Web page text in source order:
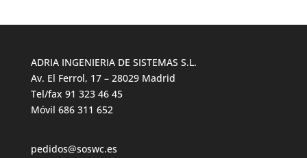
ADRIA INGENIERIA DE SISTEMAS S.L.
Av. El Ferrol, 17 – 28029 Madrid
Tel/fax 91 323 46 45
Móvil 686 311 652
pedidos@soswc.es